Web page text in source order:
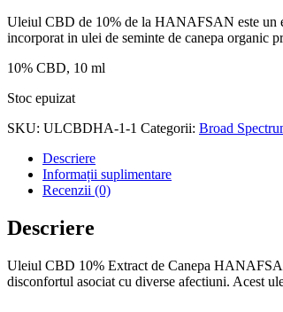
a
fost:
este:
320,00 lei.
Uleiul CBD de 10% de la HANAFSAN este un
incorporat in ulei de seminte de canepa organic
10% CBD, 10 ml
Stoc epuizat
SKU: ULCBDHA-1-1 Categorii: Broad
Descriere
Informații suplimentare
Recenzii (0)
Descriere
Uleiul CBD 10% Extract de Canepa HANAFSAN
disconfortul asociat cu diverse afectiuni. Acest